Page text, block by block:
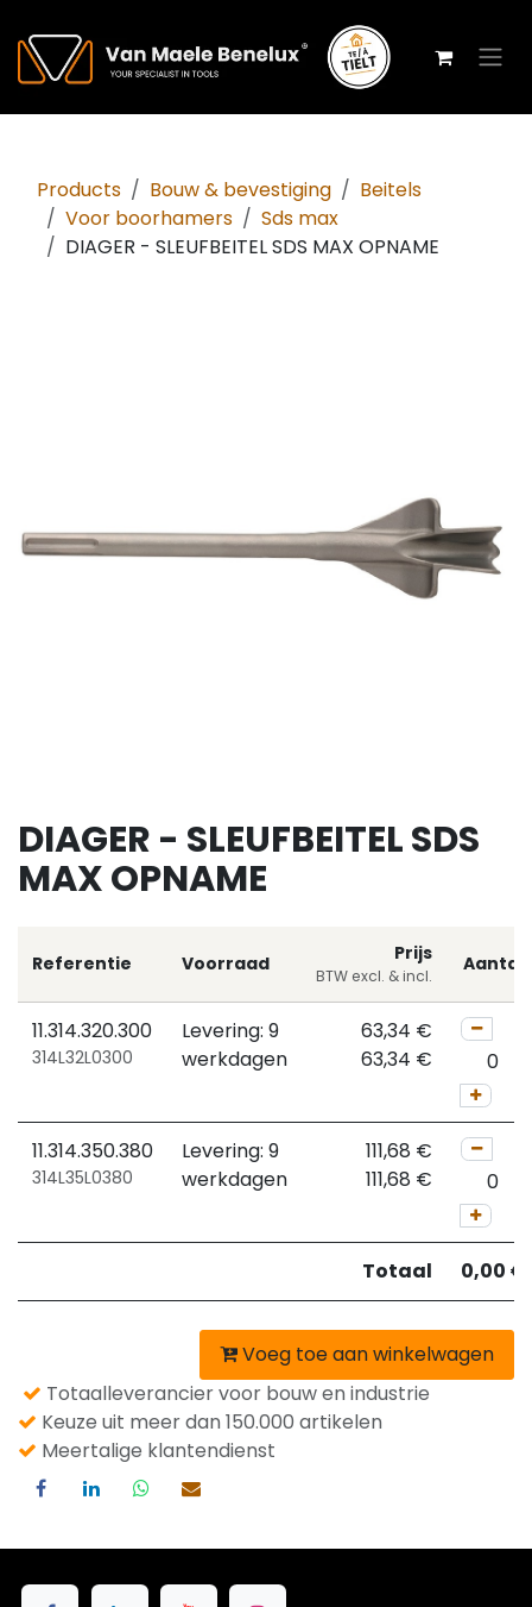
Products Bouw & bevestiging
Beitels
Voor boorhamers
Sds max
DIAGER - SLEUFBEITEL SDS MAX OPNAME
DIAGER - SLEUFBEITEL SDS
MAX OPNAME
Referentie Voorraad Prijs
BTW excl. & incl.
Aantal
11.314.320.300
314L32L0300
Levering: 9
werkdagen
63,34 €
63,34 €
11.314.350.380
314L35L0380
Levering: 9
werkdagen
111,68 €
111,68 €
Totaal 0,00 €
Voeg toe aan winkelwagen
Totaalleverancier voor bouw en industrie
Keuze uit meer dan 150.000 artikelen
Meertalige klantendienst